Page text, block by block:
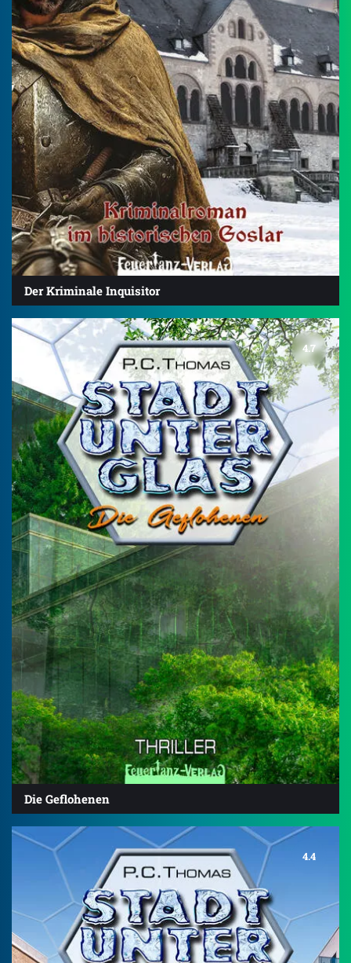
Der Kriminale Inquisitor
4.7
Die Geflohenen
4.4